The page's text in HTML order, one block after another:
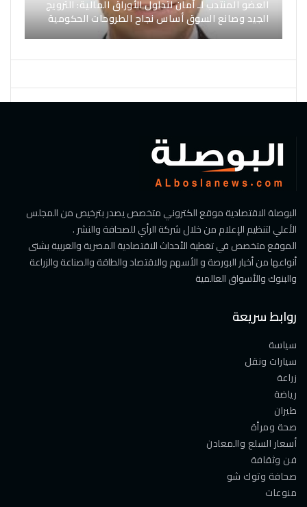
العضو المنتدب لـ أمان لتداول الأوراق المالية: الترويج
الجيد وصانع السوق أساس نجاح الطروحات الحكومية
البوصلة الاقتصادية موقع الكتروني متخصص يصدر بترخيص من المجلس
الأعلي لتنظيم الإعلام من خلال شركة الرأي للصحافة والنشر .
الموقع متخصص في تغطية الأحداث الاقتصادية المصرية والعربية بشتى
أنواعها من أخبار البورصة و الأسهم والاقتصاد والطاقة والصناعة والزراعة
والبنوك والأسواق العالمية
روابط سريعة
سياسة
سيارات ونقل
زراعة
رياضة
طيران
صحة ومرأة
أسعار السلع والمعادن
فن وثقافة
صحافة وتوك شو
منوعات